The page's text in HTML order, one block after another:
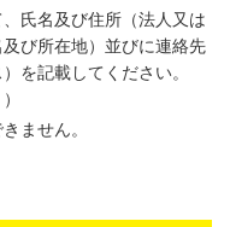
氏名及び住所（法人又は
び所在地）並びに連絡先
を記載してください。
ません。